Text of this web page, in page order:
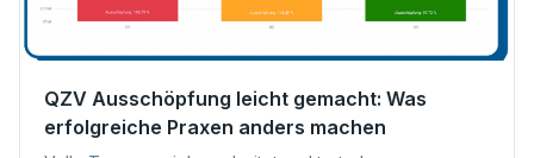
QZV Ausschöpfung leicht gemacht: Was
erfolgreiche Praxen anders machen